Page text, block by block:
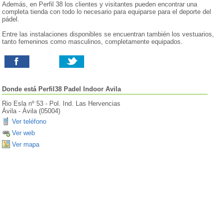
Además, en Perfil 38 los clientes y visitantes pueden encontrar una
completa tienda con todo lo necesario para equiparse para el deporte del
pádel.
Entre las instalaciones disponibles se encuentran también los vestuarios,
tanto femeninos como masculinos, completamente equipados.
Donde está Perfil38 Padel Indoor Avila
Rio Esla nº 53 - Pol. Ind. Las Hervencias
Ávila-Ávila(05004)
Ver teléfono
Ver web
Ver mapa